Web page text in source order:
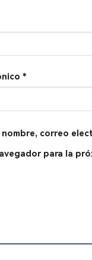
*
nombre, correo
para la